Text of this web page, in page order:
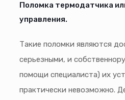
Поломка термодатчика
управления.
Такие поломки являются
серьезными, и
помощи специалиста) их
практически невозможно.